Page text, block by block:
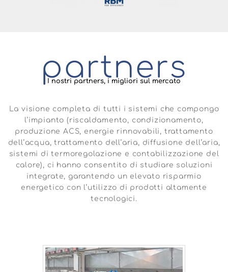
partners
I nostri partners, i migliori sul mercato
La visione completa di tutti i sistemi che compongo
l’impianto (riscaldamento, condizionamento,
produzione ACS, energie rinnovabili, trattamento
dell’acqua, trattamento dell’aria, diffusione dell’aria,
sistemi di termoregolazione e contabilizzazione del
calore), ci hanno consentito di studiare soluzioni
integrate, garantendo un elevato risparmio
energetico con l’utilizzo di prodotti altamente
tecnologici.